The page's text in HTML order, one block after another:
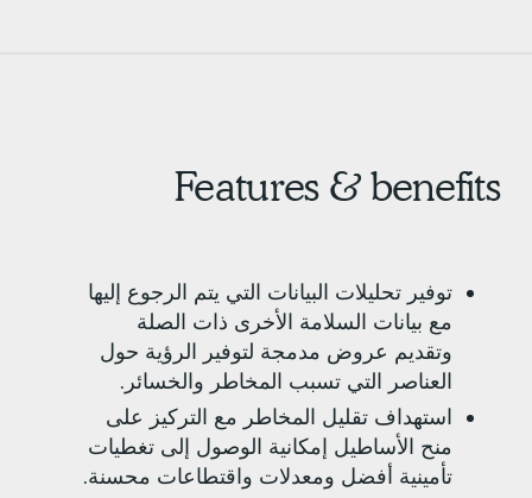
Features &
توفير تحليلات البيانات التي يتم الرجوع إليها
مع بيانات السلامة الأخرى ذات الصلة
وتقديم عروض مدمجة لتوفير الرؤية حول
العناصر التي تسبب المخاطر والخسائر.
استهداف تقليل المخاطر مع التركيز على
منح الأساطيل إمكانية الوصول إلى تغطيات
تأمينية أفضل ومعدلات واقتطاعات محسنة.